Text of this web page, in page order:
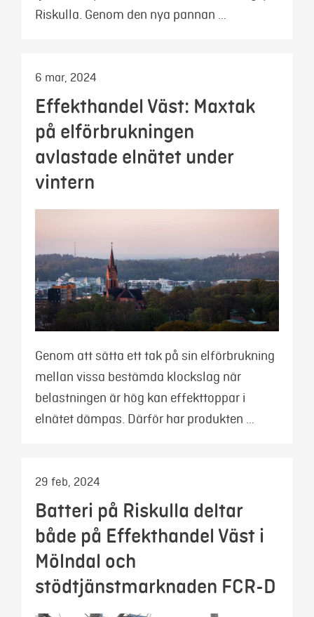
Riskulla. Genom den nya pannan …
6 mar, 2024
Effekthandel Väst: Maxtak
på elförbrukningen
avlastade elnätet under
vintern
Genom att sätta ett tak på sin elförbrukning
mellan vissa bestämda klockslag när
belastningen är hög kan effekttoppar i
elnätet dämpas. Därför har produkten …
29 feb, 2024
Batteri på Riskulla deltar
både på Effekthandel Väst i
Mölndal och
stödtjänstmarknaden FCR-D